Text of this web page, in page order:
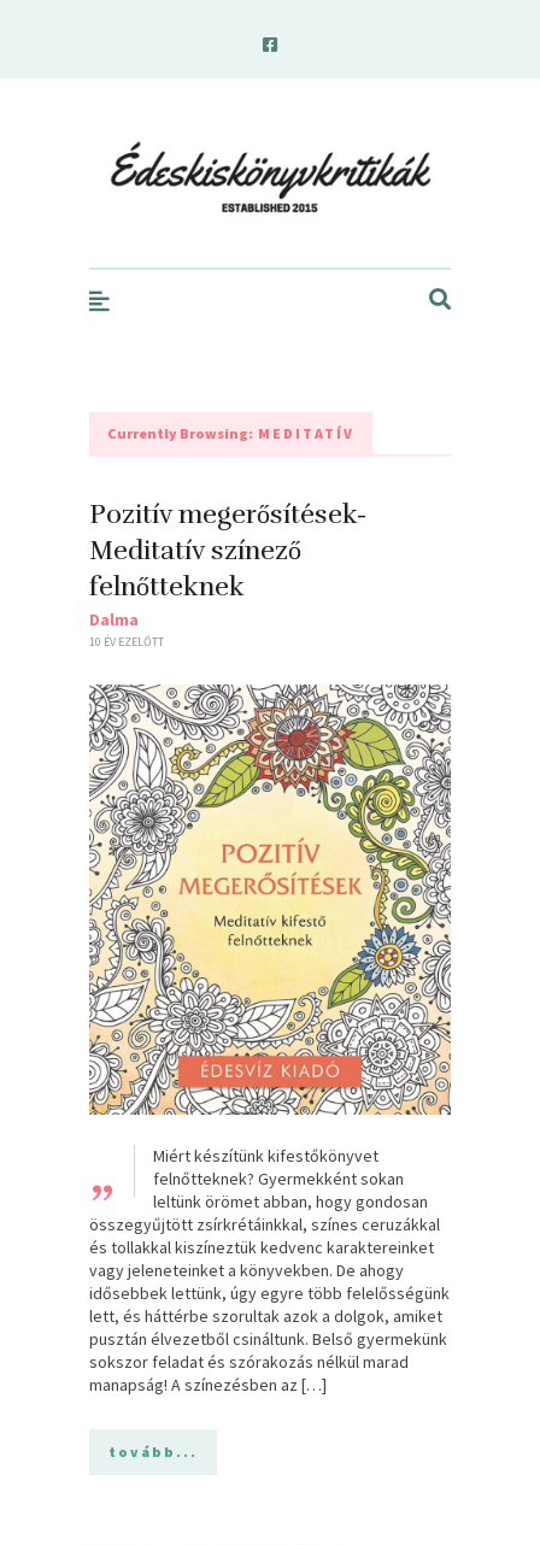
Currently Browsing: MEDITATÍV
Pozitív megerősítések-
Meditatív színező
felnőtteknek
Dalma
10 ÉV EZELŐTT
„
Miért készítünk kifestőkönyvet
felnőtteknek? Gyermekként sokan
leltünk örömet abban, hogy gondosan
összegyűjtött zsírkrétáinkkal, színes ceruzákkal
és tollakkal kiszíneztük kedvenc karaktereinket
vagy jeleneteinket a könyvekben. De ahogy
idősebbek lettünk, úgy egyre több felelősségünk
lett, és háttérbe szorultak azok a dolgok, amiket
pusztán élvezetből csináltunk. Belső gyermekünk
sokszor feladat és szórakozás nélkül marad
manapság! A színezésben az […]
tovább...